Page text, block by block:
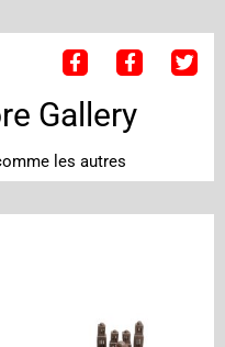
Gallery
les autres